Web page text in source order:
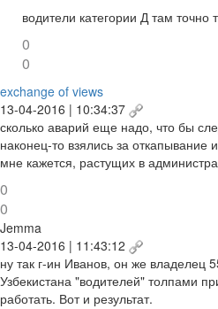
водители категории Д там точно
0
0
exchange of views
13-04-2016 | 10:34:37
сколько аварий еще надо, что бы
наконец-то взялись за откапывание
мне кажется, растущих в
0
0
Jemma
13-04-2016 | 11:43:12
ну так г-ин Иванов, он же владелец
Узбекистана "водителей" толпами
работать. Вот и результат.